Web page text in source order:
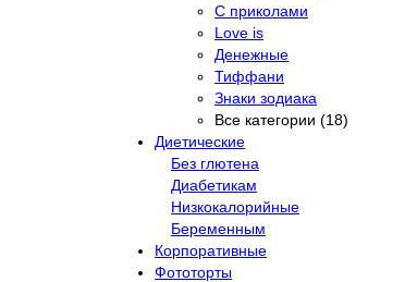
С приколами
Love is
Денежные
Тиффани
Знаки зодиака
Все категории (18)
Диетические
Без глютена
Диабетикам
Низкокалорийные
Беременным
Корпоративные
Фототорты